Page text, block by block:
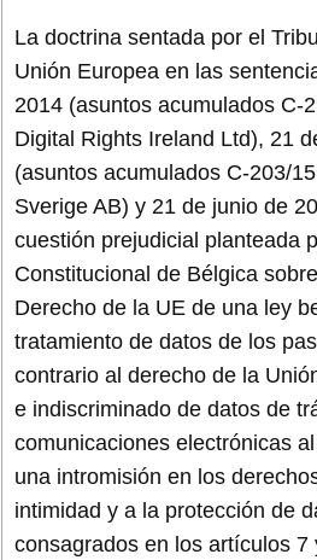
La doctrina sentada por el
Unión Europea en las
2014 (asuntos acumulados C-
Digital Rights Ireland Ltd), 21
(asuntos acumulados C-203/
Sverige AB) y 21 de junio de
cuestión prejudicial planteada
Constitucional de Bélgica
Derecho de la UE de una ley
tratamiento de datos de los
contrario al derecho de la
e indiscriminado de datos de
comunicaciones electrónicas
una intromisión en los
intimidad y a la protección de
consagrados en los artículos 7